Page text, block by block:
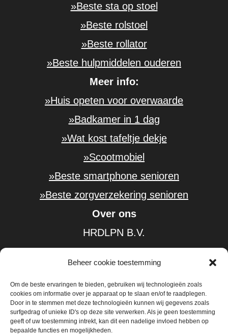
Beheer cookie toestemming
Om de beste ervaringen te bieden, gebruiken wij technologieën zoals
cookies om informatie over je apparaat op te slaan en/of te raadplegen.
Door in te stemmen met deze technologieën kunnen wij gegevens zoals
surfgedrag of unieke ID's op deze site verwerken. Als je geen toestemming
geeft of uw toestemming intrekt, kan dit een nadelige invloed hebben op
bepaalde functies en mogelijkheden.
»Beste sta op stoel
»Beste rolstoel
»Beste rollator
»Beste hulpmiddelen ouderen
Meer info:
»Huis opeten voor overwaarde
»Badkamer in 1 dag
»Wat kost tafeltje dekje
»Scootmobiel
»Beste smartphone senioren
»Beste zorgverzekering senioren
Over ons
HRDLPN B.V.
KvK-nummer: 61584185
BTW-nummer: NL854402226B01
»Over
»Traplift prijs
»Adverteren